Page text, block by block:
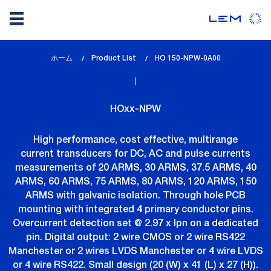
ホーム Product List
lem_current_page
HO 150-NPW-0A00
HOxx-NPW
High performance, cost effective, multirange
current transducers for DC, AC and pulse currents
measurements of 20 ARMS, 30 ARMS, 37.5 ARMS, 40
ARMS, 60 ARMS, 75 ARMS, 80 ARMS, 120 ARMS, 150
ARMS with galvanic isolation. Through hole PCB
mounting with integrated 4 primary conductor pins.
Overcurrent detection set @ 2.97 x Ipn on a dedicated
pin. Digital output: 2 wire CMOS or 2 wire RS422
Manchester or 2 wires LVDS Manchester or 4 wire LVDS
or 4 wire RS422. Small design (20 (W) x 41 (L) x 27 (H)).